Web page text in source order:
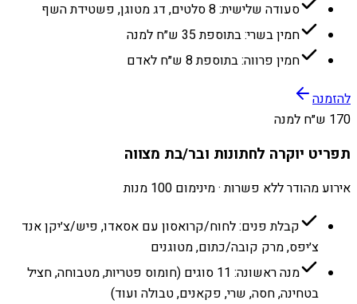
סעודה שלישית: 8 סלטים, דג מטוגן, פשטידת השף
חמין בשרי: בתוספת 35 ש״ח למנה
חמין פרווה: בתוספת 8 ש״ח לאדם
להזמנה
170 ש״ח למנה
תפריט יוקרה לחתונות ובר/בת מצווה
אירוע מהודר ללא פשרות · מינימום 100 מנות
קבלת פנים: לחוח/קרואסון עם אסאדו, פיש/צ׳יקן אנד
צ׳יפס, מרק קובה/כתום, מטוגנים
מנה ראשונה: 11 סוגים (חומוס פטריות, מטבוחה, חציל
בטחינה, חסה, שרי, פקאנים, טבולה ועוד)